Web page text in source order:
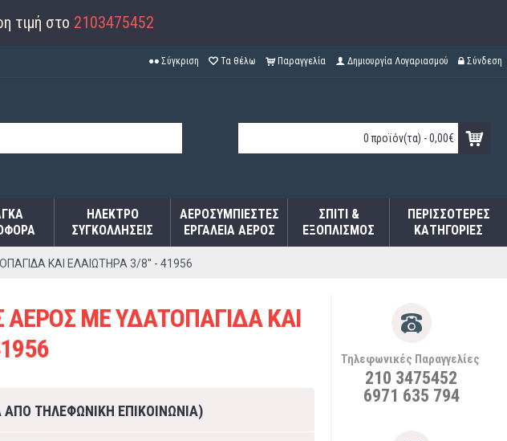
τιμή στο 2103475452
Σύγκριση Τα θέλω Παραγγελία Δημιουργία Λογαριασμού Σύνδεση
0 προϊόν(τα) - 0,00€
ΗΛΕΚΤΡΟ
ΣΥΓΚΟΛΛΉΣΕΙΣ
ΑΕΡΟΣΥΜΠΙΕΣΤΈΣ
ΕΡΓΑΛΕΊΑ ΑΈΡΟΣ
ΣΠΊΤΙ &
ΕΞΟΠΛΙΣΜΌΣ
ΠΕΡΙΣΣΌΤΕΡΕΣ
ΚΑΤΗΓΟΡΊΕΣ
ΚΑΙ ΕΛΑΙΩΤΗΡΑ 3/8'' - 41956
Τηλεφωνικές Παραγγελίες
210 3475452
6971 635 794
ΑΕΡΟΣ ΜΕ ΥΔΑΤΟΠΑΓΙΔΑ ΚΑΙ
ΤΗΛΕΦΩΝΙΚΗ ΕΠΙΚΟΙΝΩΝΙΑ)